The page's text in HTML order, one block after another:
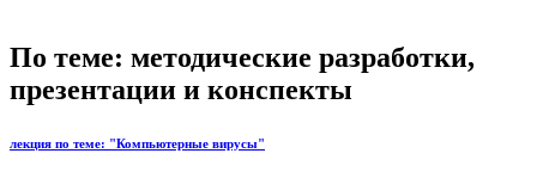
По теме: методические разработки,
презентации и конспекты
лекция по теме: "Компьютерные вирусы"